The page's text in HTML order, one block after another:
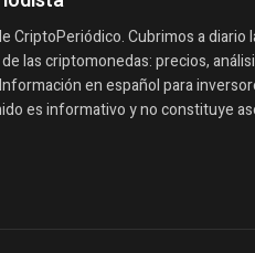
CriptoPeriódico. Cubrimos a diario
las criptomonedas: precios,
en español para
es informativo y no constituye